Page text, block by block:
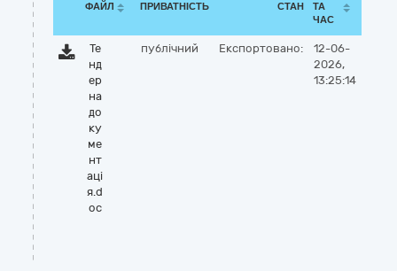
ФАЙЛ ПРИВАТНІСТЬ СТАН
ТА
ЧАС
Те
нд
ер
на
до
ку
ме
нт
аці
я.d
oc
публічний Експортовано:
12-06-
2026,
13:25:14